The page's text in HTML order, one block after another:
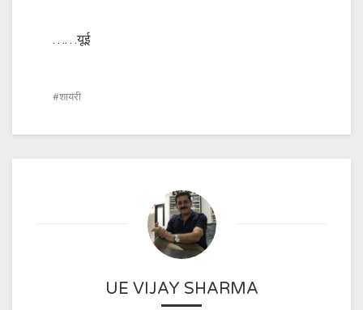
……यूई
शायरी
UE VIJAY SHARMA